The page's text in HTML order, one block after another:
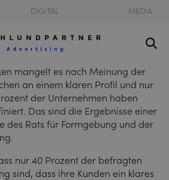
DIGITAL MEDIA
mangelt es nach Meinung der
an einem klaren Profil und nur
der Unternehmen haben
Das sind die Ergebnisse einer
des Rats für Formgebung und der
nur 40 Prozent der befragten
sind, dass ihre Kunden ein klares